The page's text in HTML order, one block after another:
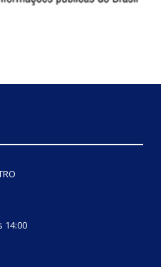
14:00